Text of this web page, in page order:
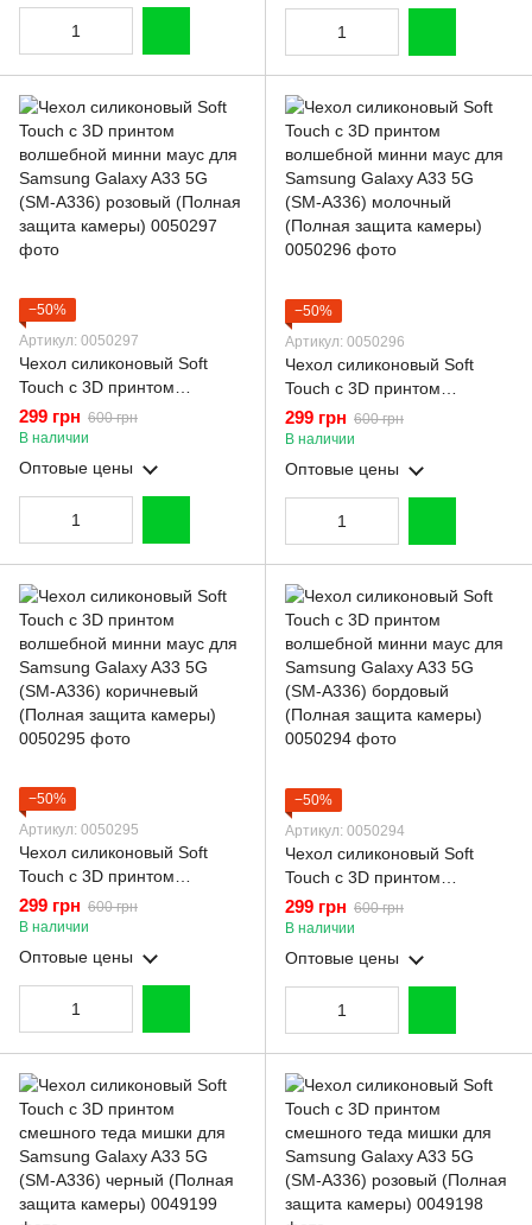
−50%
Артикул: 0050297
Чехол силиконовый Soft
Touch с 3D принтом
волшебной минни маус для
Samsung Galaxy A33 5G
(SM-A336) розовый (Полная
защита камеры)
299 грн 600 грн
В наличии
Оптовые цены
−50%
Артикул: 0050296
Чехол силиконовый Soft
Touch с 3D принтом
волшебной минни маус для
Samsung Galaxy A33 5G
(SM-A336) молочный
(Полная защита камеры)
299 грн 600 грн
В наличии
Оптовые цены
−50%
Артикул: 0050295
Чехол силиконовый Soft
Touch с 3D принтом
волшебной минни маус для
Samsung Galaxy A33 5G
(SM-A336) коричневый
(Полная защита камеры)
299 грн 600 грн
В наличии
Оптовые цены
−50%
Артикул: 0050294
Чехол силиконовый Soft
Touch с 3D принтом
волшебной минни маус для
Samsung Galaxy A33 5G
(SM-A336) бордовый
(Полная защита камеры)
299 грн 600 грн
В наличии
Оптовые цены